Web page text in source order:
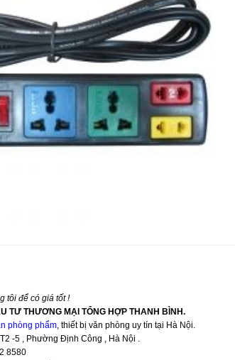
tôi để có giá tốt !
TƯ THƯƠNG MẠI TỔNG HỢP THANH BÌNH.
phòng phẩm, thiết bị văn phòng uy tín tại Hà Nội.
-5 , Phường Định Công , Hà Nội .
8580